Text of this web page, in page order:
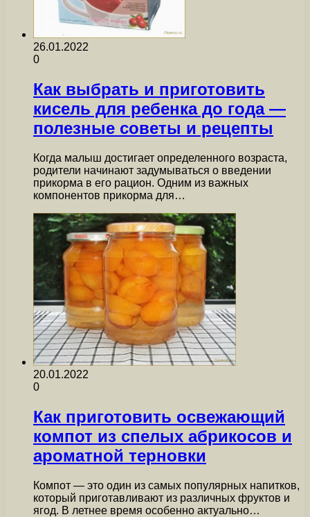
26.01.2022
0
Как выбрать и приготовить
кисель для ребенка до года —
полезные советы и рецепты
Когда малыш достигает определенного возраста,
родители начинают задумываться о введении
прикорма в его рацион. Одним из важных
компонентов прикорма для…
20.01.2022
0
Как приготовить освежающий
компот из спелых абрикосов и
ароматной терновки
Компот — это один из самых популярных напитков,
который приготавливают из различных фруктов и
ягод. В летнее время особенно актуально…